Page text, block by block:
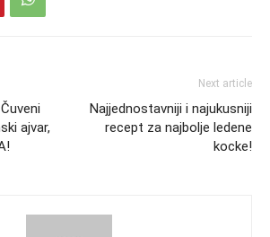
ajvar,
Next article
Najjednostavniji i najukusniji
recept za najbolje ledene
kocke!